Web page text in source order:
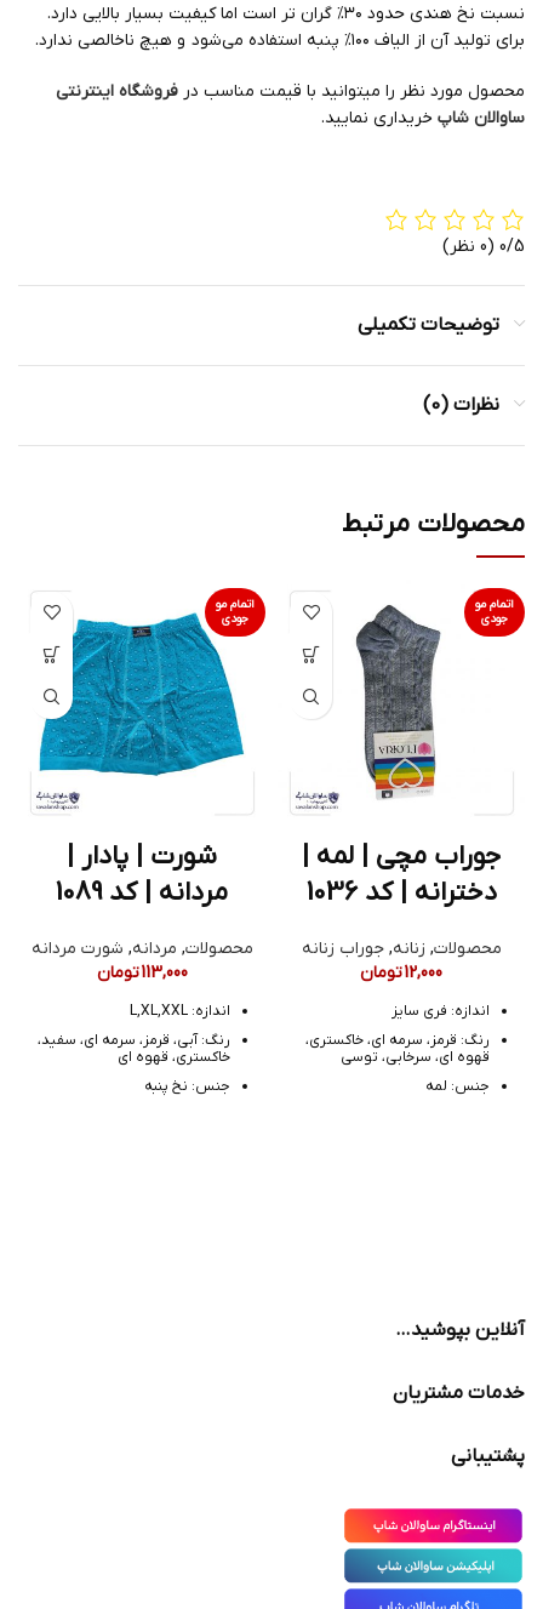
نسبت نخ هندی حدود ۳۰% گران تر است اما کیفیت بسیار بالایی دارد.
برای تولید آن از الیاف ۱۰۰% پنبه استفاده می‌شود و هیچ ناخالصی ندارد.
محصول مورد نظر را میتوانید با قیمت مناسب در فروشگاه اینترنتی
ساوالان شاپ خریداری نمایید.
0/5 (0 نظر)
توضیحات تکمیلی
نظرات (0)
محصولات مرتبط
اتمام مو
جودی
جوراب مچی | لمه |
دخترانه | کد 1036
محصولات, زنانه,جوراب زنانه
12,000تومان
اندازه: فری سایز
رنگ: قرمز، سرمه ای، خاکستری،
قهوه ای، سرخابی، توسی
جنس: لمه
اتمام مو
جودی
شورت | پادار |
مردانه | کد 1089
محصولات, مردانه, شورت مردانه
113,000تومان
اندازه: L,XL,XXL
رنگ: آبی، قرمز، سرمه ای، سفید،
خاکستری، قهوه ای
جنس: نخ پنبه
آنلاین بپوشید…
خدمات مشتریان
پشتیبانی